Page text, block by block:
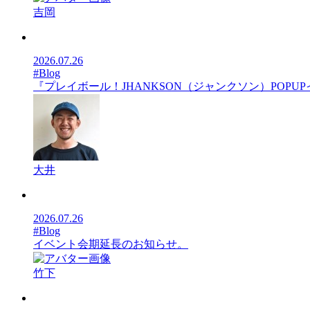
吉岡
2026.07.26
#Blog
『プレイボール！JHANKSON（ジャンクソン）POPUP
大井
2026.07.26
#Blog
イベント会期延長のお知らせ。
竹下